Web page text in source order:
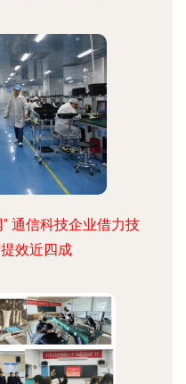
” 通信科技企业借力技
效近四成